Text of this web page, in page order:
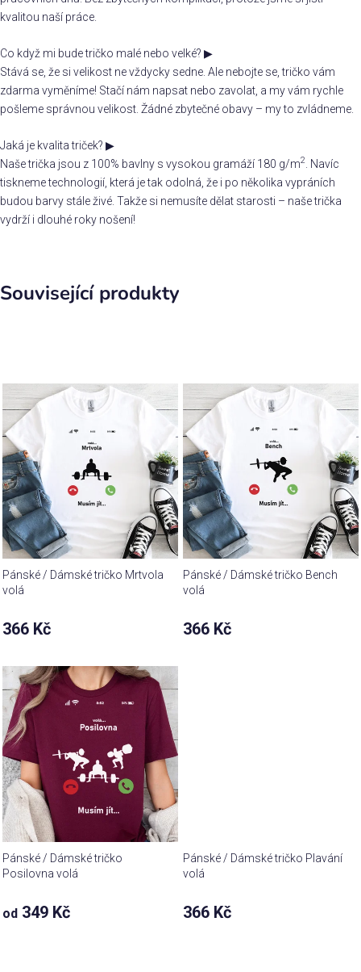
kvalitou naší práce.
Co když mi bude tričko malé nebo velké? ▶
Stává se, že si velikost ne vždycky sedne. Ale nebojte se, tričko vám
zdarma vyměníme! Stačí nám napsat nebo zavolat, a my vám rychle
pošleme správnou velikost. Žádné zbytečné obavy – my to zvládneme.
Jaká je kvalita triček? ▶
Naše trička jsou z 100% bavlny s vysokou gramáží 180 g/m2
. Navíc
tiskneme technologií, která je tak odolná, že i po několika vypráních
budou barvy stále živé. Takže si nemusíte dělat starosti – naše trička
vydrží i dlouhé roky nošení!
Související produkty
Pánské / Dámské tričko Mrtvola
volá
366 Kč
Pánské / Dámské tričko Bench
volá
366 Kč
Pánské / Dámské tričko
Posilovna volá
od 349 Kč
Pánské / Dámské tričko Plavání
volá
366 Kč